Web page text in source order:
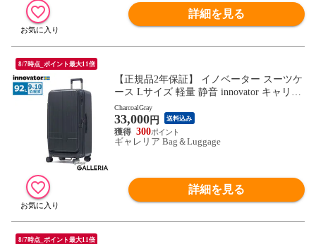
詳細を見る
8/7時点_ポイント最大11倍
【正規品2年保証】 イノベーター スーツケ
ース Lサイズ 軽量 静音 innovator キャリー
ケース 大容量 マット ブランド TSA フロ
ントオープン ストッパー付き 9泊 10泊 Ext
reme Journey 92L Large INV750DOR
CharcoalGray
33,000円 送料込み
300
ギャレリア Bag＆Luggage
詳細を見る
8/7時点_ポイント最大11倍